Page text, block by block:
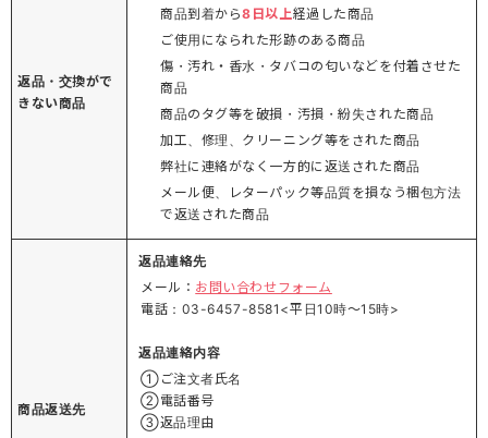
返品・交換がで
きない商品
商品到着から8日以上経過した商品
ご使用になられた形跡のある商品
傷・汚れ・香水・タバコの匂いなどを付着させた
商品
商品のタグ等を破損・汚損・紛失された商品
加工、修理、クリーニング等をされた商品
弊社に連絡がなく一方的に返送された商品
メール便、レターパック等品質を損なう梱包方法
で返送された商品
商品返送先
返品連絡先
メール： お問い合わせフォーム
電話：03-6457-8581<平日10時～15時>
返品連絡内容
①ご注文者氏名
②電話番号
③返品理由